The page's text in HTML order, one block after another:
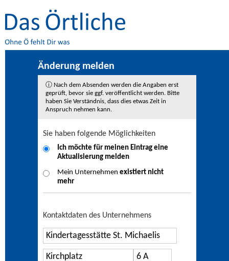
Änderung melden
ⓘ Nach dem Absenden werden die Angaben erst
geprüft, bevor sie ggf. veröffentlicht werden. Bitte
haben Sie Verständnis, dass dies etwas Zeit in
Anspruch nehmen kann.
Sie haben folgende Möglichkeiten
Ich möchte für meinen Eintrag eine
Aktualisierung melden
Mein Unternehmen existiert nicht
mehr
Kontaktdaten des Unternehmens